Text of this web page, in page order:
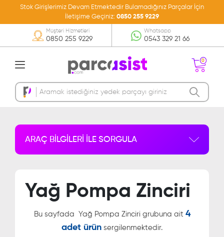
Stok Girişlerimiz Devam Etmektedir Bulamadığınız Parçalar İçin
İletişime Geçiniz: 0850 255 9229
0850 255 9229
Müşteri Hizmetleri
0543 329 21 66
Whatsapp
0
Sepetinizde Ürün
ARAÇ BİLGİLERİ İLE SORGULA
Yağ Pompa Zinciri
Bu sayfada Yağ Pompa Zinciri grubuna ait 4
adet ürün sergilenmektedir.